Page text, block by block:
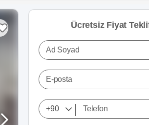
Ücretsiz Fiyat
Ad Soyad
E-posta